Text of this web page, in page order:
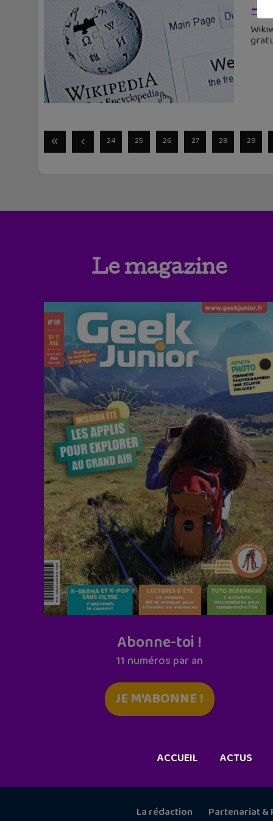
24 25 26 27 28 29
Le magazine
Abonne-toi !
11 numéros par an
JE M'ABONNE !
ACCUEIL ACTUS
La rédaction Partenariat &